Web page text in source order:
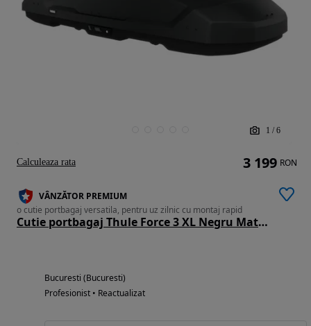
1 / 6
VÂNZĂTOR PREMIUM
Cutie portbagaj Thule Force 3 XL Negru Mat,Noua_emitem Factura & Garantie, Pret Importator
o cutie portbagaj versatila, pentru uz zilnic cu montaj rapid
Bucuresti (Bucuresti)
Profesionist • Reactualizat
3 199 RON
Calculeaza rata